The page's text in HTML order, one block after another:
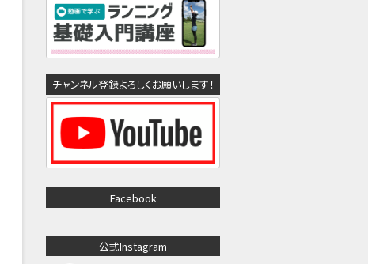
チャンネル登録よろしくお願いします！
Facebook
公式Instagram